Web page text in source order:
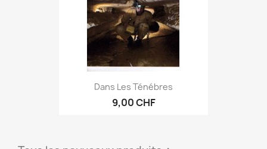
Dans Les Ténébres
9,00 CHF